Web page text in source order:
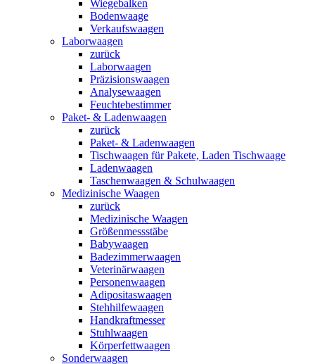
Wiegebalken
Bodenwaage
Verkaufswaagen
Laborwaagen
zurück
Laborwaagen
Präzisionswaagen
Analysewaagen
Feuchtebestimmer
Paket- & Ladenwaagen
zurück
Paket- & Ladenwaagen
Tischwaagen für Pakete, Laden Tischwaage
Ladenwaagen
Taschenwaagen & Schulwaagen
Medizinische Waagen
zurück
Medizinische Waagen
Größenmessstäbe
Babywaagen
Badezimmerwaagen
Veterinärwaagen
Personenwaagen
Adipositaswaagen
Stehhilfewaagen
Handkraftmesser
Stuhlwaagen
Körperfettwaagen
Sonderwaagen